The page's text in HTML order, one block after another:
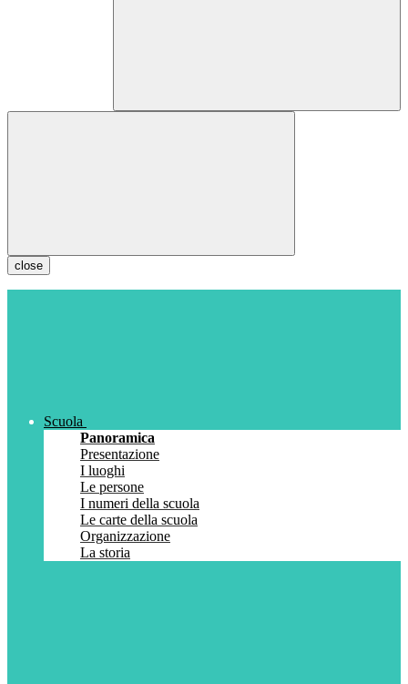
close
Scuola
Panoramica
Presentazione
I luoghi
Le persone
I numeri della scuola
Le carte della scuola
Organizzazione
La storia